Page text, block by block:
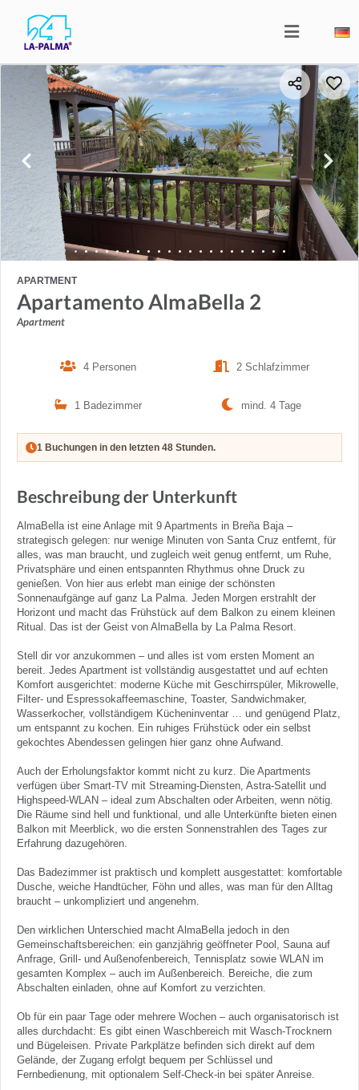
APARTMENT
Apartamento AlmaBella 2
Apartment
4 Personen 2 Schlafzimmer
1 Badezimmer mind. 4 Tage
1 Buchungen in den letzten 48 Stunden.
Beschreibung der Unterkunft
AlmaBella ist eine Anlage mit 9 Apartments in Breña Baja –
strategisch gelegen: nur wenige Minuten von Santa Cruz entfernt, für
alles, was man braucht, und zugleich weit genug entfernt, um Ruhe,
Privatsphäre und einen entspannten Rhythmus ohne Druck zu
genießen. Von hier aus erlebt man einige der schönsten
Sonnenaufgänge auf ganz La Palma. Jeden Morgen erstrahlt der
Horizont und macht das Frühstück auf dem Balkon zu einem kleinen
Ritual. Das ist der Geist von AlmaBella by La Palma Resort.
Stell dir vor anzukommen – und alles ist vom ersten Moment an
bereit. Jedes Apartment ist vollständig ausgestattet und auf echten
Komfort ausgerichtet: moderne Küche mit Geschirrspüler, Mikrowelle,
Filter- und Espressokaffeemaschine, Toaster, Sandwichmaker,
Wasserkocher, vollständigem Kücheninventar … und genügend Platz,
um entspannt zu kochen. Ein ruhiges Frühstück oder ein selbst
gekochtes Abendessen gelingen hier ganz ohne Aufwand.
Auch der Erholungsfaktor kommt nicht zu kurz. Die Apartments
verfügen über Smart-TV mit Streaming-Diensten, Astra-Satellit und
Highspeed-WLAN – ideal zum Abschalten oder Arbeiten, wenn nötig.
Die Räume sind hell und funktional, und alle Unterkünfte bieten einen
Balkon mit Meerblick, wo die ersten Sonnenstrahlen des Tages zur
Erfahrung dazugehören.
Das Badezimmer ist praktisch und komplett ausgestattet: komfortable
Dusche, weiche Handtücher, Föhn und alles, was man für den Alltag
braucht – unkompliziert und angenehm.
Den wirklichen Unterschied macht AlmaBella jedoch in den
Gemeinschaftsbereichen: ein ganzjährig geöffneter Pool, Sauna auf
Anfrage, Grill- und Außenofenbereich, Tennisplatz sowie WLAN im
gesamten Komplex – auch im Außenbereich. Bereiche, die zum
Abschalten einladen, ohne auf Komfort zu verzichten.
Ob für ein paar Tage oder mehrere Wochen – auch organisatorisch ist
alles durchdacht: Es gibt einen Waschbereich mit Wasch-Trocknern
und Bügeleisen. Private Parkplätze befinden sich direkt auf dem
Gelände, der Zugang erfolgt bequem per Schlüssel und
Fernbedienung, mit optionalem Self-Check-in bei später Anreise.